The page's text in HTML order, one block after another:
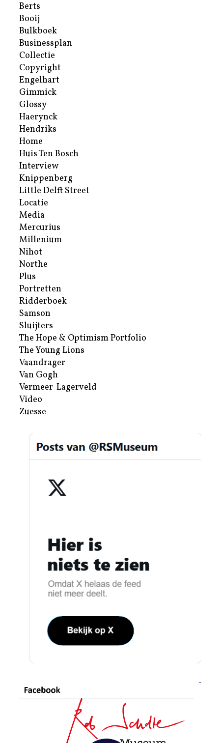
Berts
Booij
Bulkboek
Businessplan
Collectie
Copyright
Engelhart
Gimmick
Glossy
Haerynck
Hendriks
Home
Huis Ten Bosch
Interview
Knippenberg
Little Delft Street
Locatie
Media
Mercurius
Millenium
Nihot
Northe
Plus
Portretten
Ridderboek
Samson
Sluijters
The Hope & Optimism Portfolio
The Young Lions
Vaandrager
Van Gogh
Vermeer-Lagerveld
Video
Zuesse